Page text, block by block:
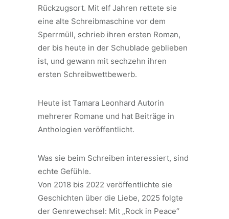
Rückzugsort. Mit elf Jahren rettete sie
eine alte Schreibmaschine vor dem
Sperrmüll, schrieb ihren ersten Roman,
der bis heute in der Schublade geblieben
ist, und gewann mit sechzehn ihren
ersten Schreibwettbewerb.
Heute ist Tamara Leonhard Autorin
mehrerer Romane und hat Beiträge in
Anthologien veröffentlicht.
Was sie beim Schreiben interessiert, sind
echte Gefühle.
Von 2018 bis 2022 veröffentlichte sie
Geschichten über die Liebe, 2025 folgte
der Genrewechsel: Mit „Rock in Peace“